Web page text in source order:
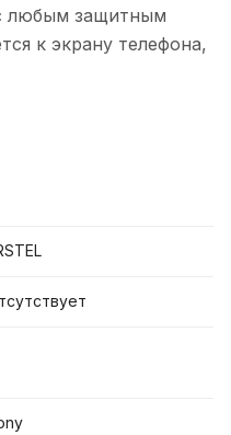
любым защитным
к экрану телефона,